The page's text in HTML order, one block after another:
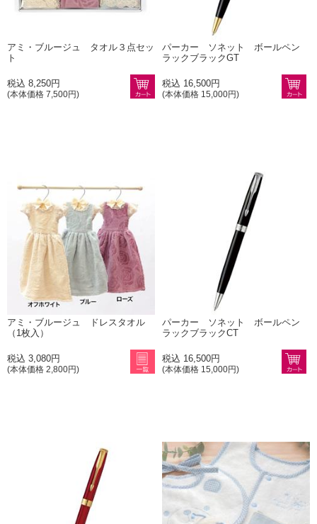
アミ・ブルージュ タオル３点セッ
ト
税込 8,250円
(本体価格 7,500円)
パーカー ソネット ボールペン
ラックブラックGT
税込 16,500円
(本体価格 15,000円)
アミ・ブルージュ ドレスタオル
（1枚入）
税込 3,080円
(本体価格 2,800円)
パーカー ソネット ボールペン
ラックブラックCT
税込 16,500円
(本体価格 15,000円)